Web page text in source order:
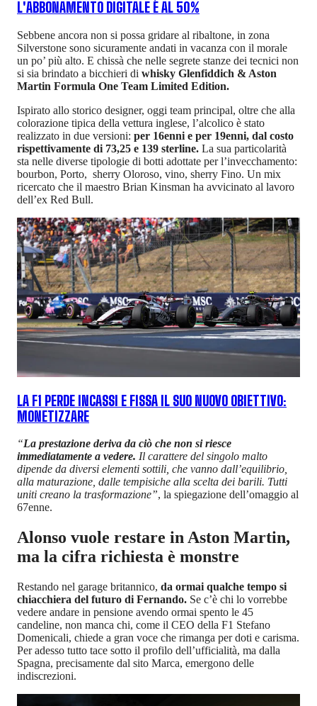
L'ABBONAMENTO DIGITALE È AL 50%
Sebbene ancora non si possa gridare al ribaltone, in zona
Silverstone sono sicuramente andati in vacanza con il morale
un po’ più alto. E chissà che nelle segrete stanze dei tecnici non
si sia brindato a bicchieri di whisky Glenfiddich & Aston
Martin Formula One Team Limited Edition.
Ispirato allo storico designer, oggi team principal, oltre che alla
colorazione tipica della vettura inglese, l’alcolico è stato
realizzato in due versioni: per 16enni e per 19enni, dal costo
rispettivamente di 73,25 e 139 sterline. La sua particolarità
sta nelle diverse tipologie di botti adottate per l’invecchamento:
bourbon, Porto, sherry Oloroso, vino, sherry Fino. Un mix
ricercato che il maestro Brian Kinsman ha avvicinato al lavoro
dell’ex Red Bull.
LA F1 PERDE INCASSI E FISSA IL SUO NUOVO OBIETTIVO:
MONETIZZARE
“La prestazione deriva da ciò che non si riesce
immediatamente a vedere. Il carattere del singolo malto
dipende da diversi elementi sottili, che vanno dall’equilibrio,
alla maturazione, dalle tempisiche alla scelta dei barili. Tutti
uniti creano la trasformazione”, la spiegazione dell’omaggio al
67enne.
Alonso vuole restare in Aston Martin,
ma la cifra richiesta è monstre
Restando nel garage britannico, da ormai qualche tempo si
chiacchiera del futuro di Fernando. Se c’è chi lo vorrebbe
vedere andare in pensione avendo ormai spento le 45
candeline, non manca chi, come il CEO della F1 Stefano
Domenicali, chiede a gran voce che rimanga per doti e carisma.
Per adesso tutto tace sotto il profilo dell’ufficialità, ma dalla
Spagna, precisamente dal sito Marca, emergono delle
indiscrezioni.